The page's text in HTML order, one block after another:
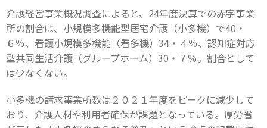
介護経営事業概況調査によると、24年度決算での赤字事業
所の割合は、小規模多機能型居宅介護（小多機）で40・
６％、看護小規模多機能（看多機）34・４％、認知症対応
型共同生活介護（グループホーム）30・７％。割合として
は少なくない。
小多機の請求事業所数は２０２１年度をピークに減少して
おり、介護人材や利用者確保が課題となっている。厚労省